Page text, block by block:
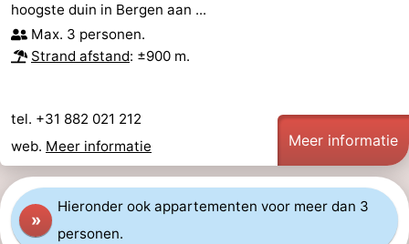
hoogste duin in Bergen aan ...
Max. 3 personen.
Strand afstand: ±900 m.
tel. +31 882 021 212
web. Meer informatie Meer informatie
»
Hieronder ook appartementen voor meer dan 3
personen.